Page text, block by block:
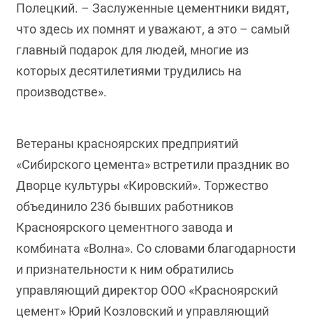
Полецкий. – Заслуженные цементники видят,
что здесь их помнят и уважают, а это – самый
главный подарок для людей, многие из
которых десятилетиями трудились на
производстве».
Ветераны красноярских предприятий
«Сибирского цемента» встретили праздник во
Дворце культуры «Кировский». Торжество
объединило 236 бывших работников
Красноярского цементного завода и
комбината «Волна». Со словами благодарности
и признательности к ним обратились
управляющий директор ООО «Красноярский
цемент» Юрий Козловский и управляющий